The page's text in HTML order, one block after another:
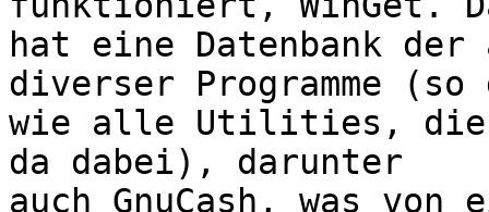
hat eine Datenbank
diverser Programme (so
wie alle Utilities,
da dabei), darunter
auch GnuCash, was von